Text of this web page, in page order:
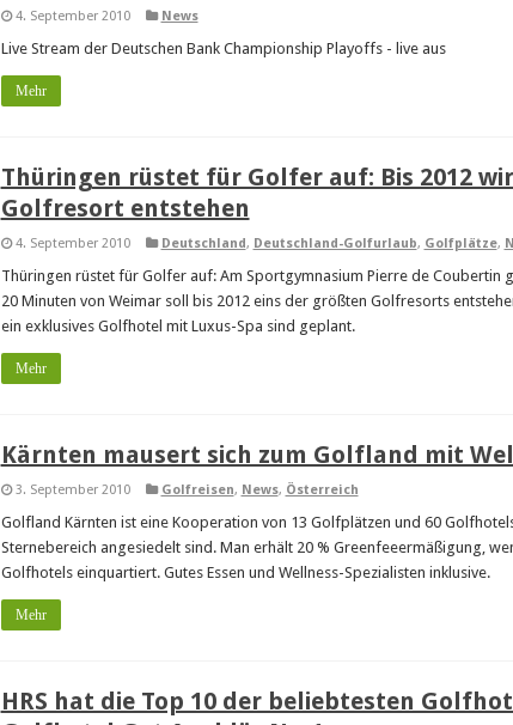
4. September 2010 News
Live Stream der Deutschen Bank Championship Playoffs - live aus
Mehr
Thüringen rüstet für Golfer auf: Bis 2012
Golfresort entstehen
4. September 2010 Deutschland, Deutschland-Golfurlaub, Golfplätze,
Thüringen rüstet für Golfer auf: Am Sportgymnasium Pierre de Coubertin
20 Minuten von Weimar soll bis 2012 eins der größten Golfresorts
ein exklusives Golfhotel mit Luxus-Spa sind geplant.
Mehr
Kärnten mausert sich zum Golfland mit
3. September 2010 Golfreisen, News, Österreich
Golfland Kärnten ist eine Kooperation von 13 Golfplätzen und 60
Sternebereich angesiedelt sind. Man erhält 20 % Greenfeeermäßigung,
Golfhotels einquartiert. Gutes Essen und Wellness-Spezialisten inklusive.
Mehr
HRS hat die Top 10 der beliebtesten